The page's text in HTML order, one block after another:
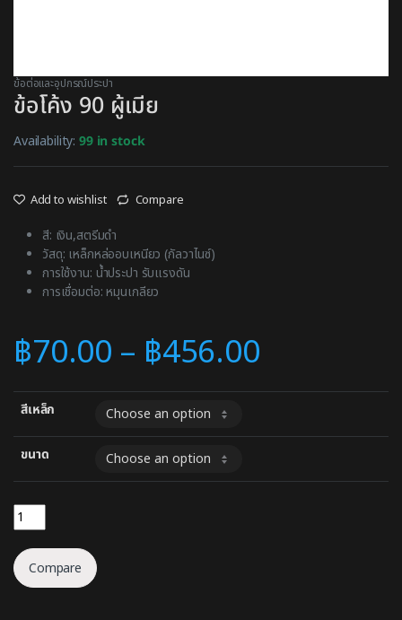
ข้อต่อและอุปกรณ์ประปา
ข้อโค้ง 90 ผู้เมีย
Availability:99 in stock
Add to wishlist Compare
สี: เงิน,สตรีมดำ
วัสดุ: เหล็กหล่ออบเหนียว (กัลวาไนซ์)
การใช้งาน: น้ำประปา รับแรงดัน
การเชื่อมต่อ: หมุนเกลียว
฿70.00 – ฿456.00
สีเหล็ก
ขนาด
ข้อโค้ง 90 ผู้เมีย quantity
Compare